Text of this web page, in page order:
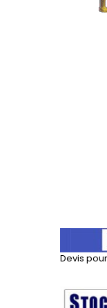
Devis